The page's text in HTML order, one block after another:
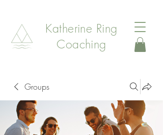
Katherine Ring
Coaching
Groups